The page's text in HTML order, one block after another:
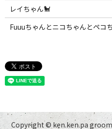
レイちゃん🐩
Fuuuちゃんとニコちゃんとペコ
Copyright © ken.ken.pa